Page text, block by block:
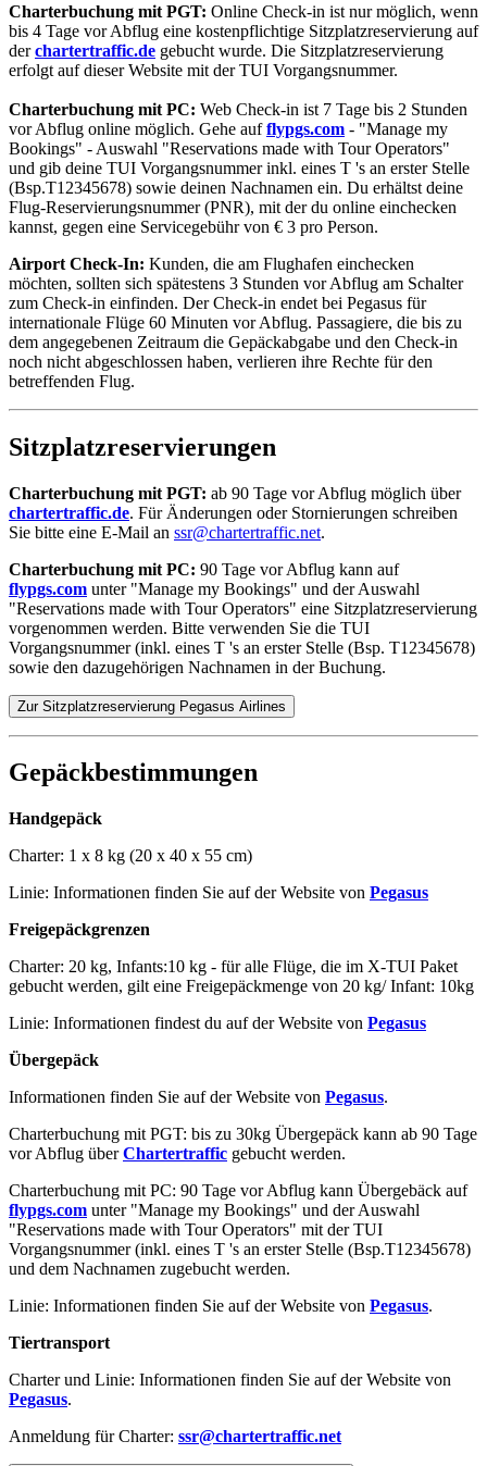
Charterbuchung mit PGT: Online Check-in ist nur möglich, wenn
bis 4 Tage vor Abflug eine kostenpflichtige Sitzplatzreservierung auf
der chartertraffic.de gebucht wurde. Die Sitzplatzreservierung
erfolgt auf dieser Website mit der TUI Vorgangsnummer.
Charterbuchung mit PC: Web Check-in ist 7 Tage bis 2 Stunden
vor Abflug online möglich. Gehe aufflypgs.com - "Manage my
Bookings" - Auswahl "Reservations made with Tour Operators"
und gib deine TUI Vorgangsnummer inkl. eines T 's an erster Stelle
(Bsp.T12345678) sowie deinen Nachnamen ein. Du erhältst deine
Flug-Reservierungsnummer (PNR), mit der du online einchecken
kannst, gegen eine Servicegebühr von € 3 pro Person.
Airport Check-In: Kunden, die am Flughafen einchecken
möchten, sollten sich spätestens 3 Stunden vor Abflug am Schalter
zum Check-in einfinden. Der Check-in endet bei Pegasus für
internationale Flüge 60 Minuten vor Abflug. Passagiere, die bis zu
dem angegebenen Zeitraum die Gepäckabgabe und den Check-in
noch nicht abgeschlossen haben, verlieren ihre Rechte für den
betreffenden Flug.
Sitzplatzreservierungen
Charterbuchung mit PGT: ab 90 Tage vor Abflug möglich über
chartertraffic.de. Für Änderungen oder Stornierungen schreiben
Sie bitte eine E-Mail an ssr@chartertraffic.net.
Charterbuchung mit PC: 90 Tage vor Abflug kann auf
flypgs.com unter "Manage my Bookings" und der Auswahl
"Reservations made with Tour Operators" eine Sitzplatzreservierung
vorgenommen werden. Bitte verwenden Sie die TUI
Vorgangsnummer (inkl. eines T 's an erster Stelle (Bsp. T12345678)
sowie den dazugehörigen Nachnamen in der Buchung.
Zur Sitzplatzreservierung Pegasus Airlines
Gepäckbestimmungen
Handgepäck
Charter: 1 x 8 kg (20 x 40 x 55 cm)
Linie: Informationen finden Sie auf der Website von Pegasus
Freigepäckgrenzen
Charter: 20 kg, Infants:10 kg - für alle Flüge, die im X-TUI Paket
gebucht werden, gilt eine Freigepäckmenge von 20 kg/ Infant: 10kg​
Linie: Informationen findest du auf der Website von Pegasus
Übergepäck
Informationen finden Sie auf der Website von Pegasus.
Charterbuchung mit PGT: bis zu 30kg Übergepäck kann ab 90 Tage
vor Abflug überChartertraffic gebucht werden.
Charterbuchung mit PC: 90 Tage vor Abflug kann Übergebäck auf
flypgs.com unter "Manage my Bookings" und der Auswahl
"Reservations made with Tour Operators" mit der TUI
Vorgangsnummer (inkl. eines T 's an erster Stelle (Bsp.T12345678)
und dem Nachnamen zugebucht werden.
Linie: Informationen finden Sie auf der Website von Pegasus.
Tiertransport
Charter und Linie: Informationen finden Sie auf der Website von
Pegasus.
Anmeldung für Charter: ssr@chartertraffic.net